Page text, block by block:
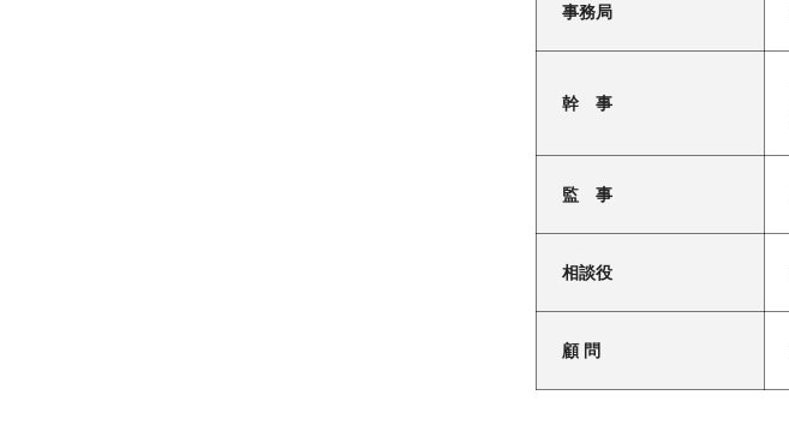
事務局
幹 事
監 事
相談役
顧 問